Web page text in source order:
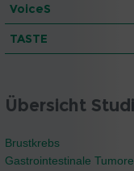
VoiceS
TASTE
Übersicht
Brustkrebs
Gastrointestinale